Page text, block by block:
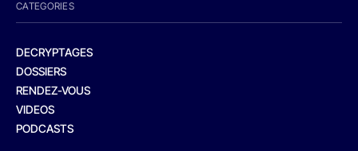
CATEGORIES
DECRYPTAGES
DOSSIERS
RENDEZ-VOUS
VIDEOS
PODCASTS